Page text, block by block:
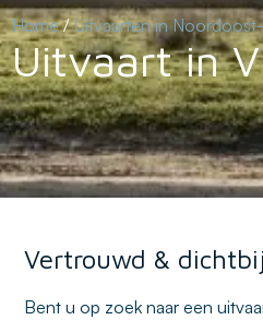
Home/Uitvaarten in
Uitvaart in
Vertrouwd & dichtbij
Bent u op zoek naar een